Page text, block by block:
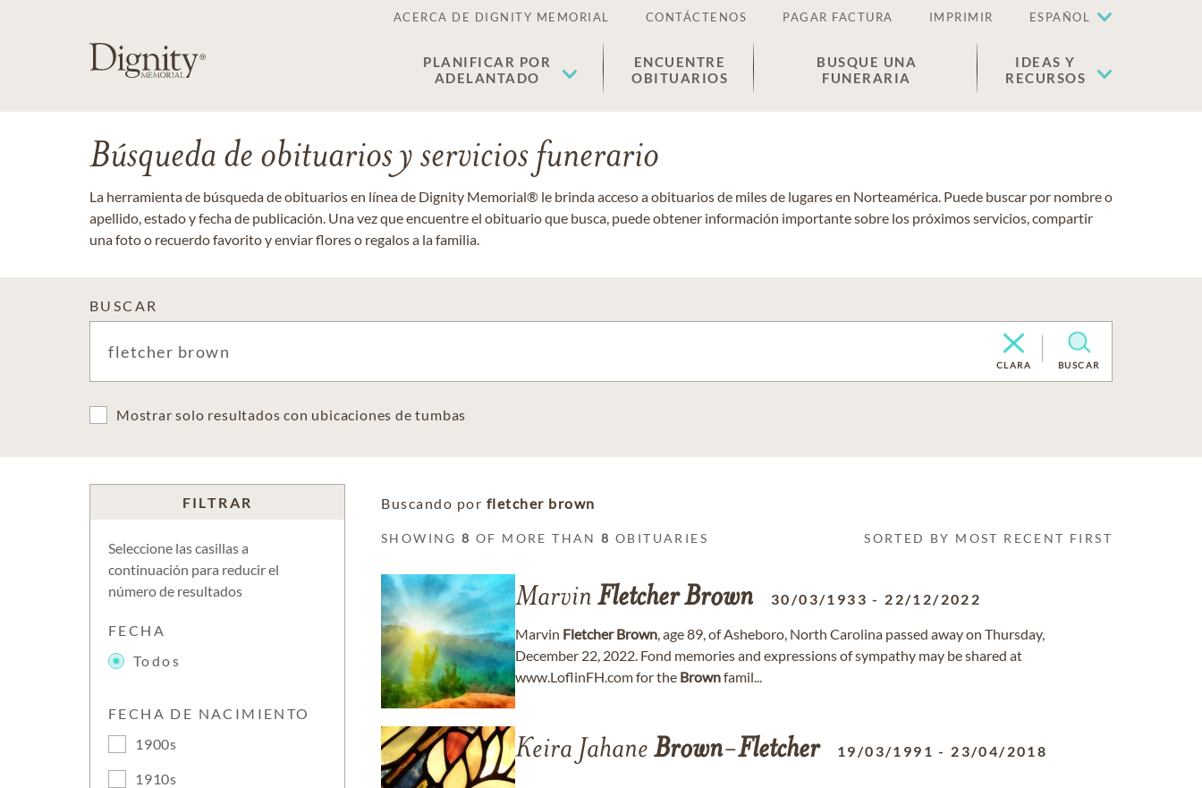
ACERCA DE DIGNITY MEMORIAL CONTÁCTENOS PAGAR FACTURA IMPRIMIR ESPAÑOL
PLANIFICAR POR
ADELANTADO
ENCUENTRE
OBITUARIOS
BUSQUE UNA
FUNERARIA
IDEAS Y
RECURSOS
Búsqueda de obituarios y servicios funerario
La herramienta de búsqueda de obituarios en línea de Dignity Memorial® le brinda acceso a obituarios de miles de lugares en Norteamérica. Puede buscar por nombre o
apellido, estado y fecha de publicación. Una vez que encuentre el obituario que busca, puede obtener información importante sobre los próximos servicios, compartir
una foto o recuerdo favorito y enviar flores o regalos a la familia.
BUSCAR
CLARA BUSCAR
Mostrar solo resultados con ubicaciones de tumbas
FILTRAR
Seleccione las casillas a
continuación para reducir el
número de resultados
FECHA
Todos
FECHA DE NACIMIENTO
1900s
1910s
Buscando por fletcher brown
SHOWING8 OF MORE THAN8 OBITUARIES SORTED BY MOST RECENT FIRST
Marvin FletcherBrown 30/03/1933 - 22/12/2022
Marvin Fletcher Brown, age 89, of Asheboro, North Carolina passed away on Thursday,
December 22, 2022. Fond memories and expressions of sympathy may be shared at
www.LoflinFH.com for the Brownfamil...
Keira Jahane Brown-Fletcher 19/03/1991 - 23/04/2018